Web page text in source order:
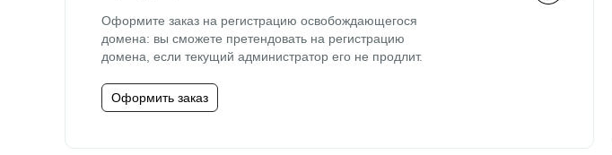
Оформите заказ на регистрацию освобождающегося
домена: вы сможете претендовать на регистрацию
домена, если текущий администратор его не продлит.
Оформить заказ